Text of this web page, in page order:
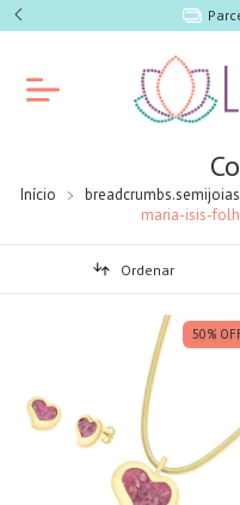
Início breadcrumbs.semijoias
maria-isis-
Ordenar
50%